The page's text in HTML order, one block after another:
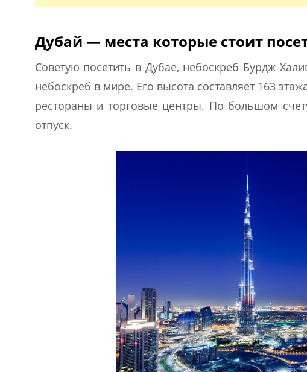
Дубай — места которые стоит
Советую посетить в Дубае, небоскреб Бурдж
небоскреб в мире. Его высота составляет 163
рестораны и торговые центры. По большом
отпуск.